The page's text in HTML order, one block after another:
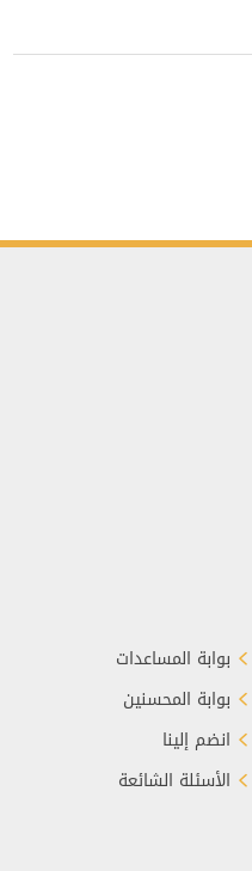
بوابة المساعدات
بوابة المحسنين
انضم إلينا
الأسئلة الشائعة